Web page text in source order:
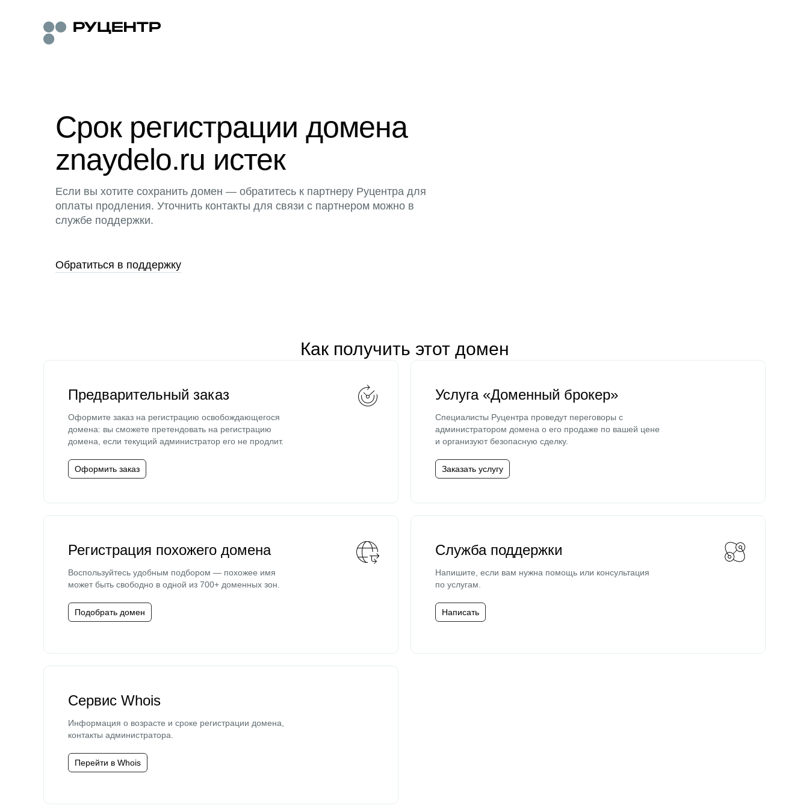
Срок регистрации домена
znaydelo.ru истек
Если вы хотите сохранить домен — обратитесь к партнеру Руцентра для
оплаты продления. Уточнить контакты для связи с партнером можно в
службе поддержки.
Обратиться в поддержку
Как получить этот домен
Предварительный заказ
Оформите заказ на регистрацию освобождающегося
домена: вы сможете претендовать на регистрацию
домена, если текущий администратор его не продлит.
Оформить заказ
Услуга «Доменный брокер»
Специалисты Руцентра проведут переговоры с
администратором домена о его продаже по вашей цене
и организуют безопасную сделку.
Заказать услугу
Регистрация похожего домена
Воспользуйтесь удобным подбором — похожее имя
может быть свободно в одной из 700+ доменных зон.
Подобрать домен
Служба поддержки
Напишите, если вам нужна помощь или консультация
по услугам.
Написать
Сервис Whois
Информация о возрасте и сроке регистрации домена,
контакты администратора.
Перейти в Whois